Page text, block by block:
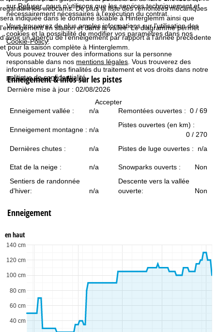
surRefuser, nous n'utilisons que les services techniquement et
nécessairement nécessaires à l'exécution du contrat.
Vous trouverez de plus amples informations sur l'utilisation des
cookies et la possibilité de modifier vos paramètres dans nos
Cookie-Policy.
Vous pouvez trouver des informations sur la personne
responsable dans nos mentions légales . Vous trouverez des
informations sur les finalités du traitement et vos droits dans notre
politique de confidentialité.
Accepter
'
a
c
c
regardant les webcams. De plus la liste des remontées mécaniques
sera indiquée dans le domaine skiable à Hinterglemm ainsi que
l'enneigement en station et dans la vallée. Le diagramme permet
d'avoir un aperçu de l'enneigement par rapport à l'année précédente
et pour la saison complète à Hinterglemm.
Enneigement & infos sur les pistes
Dernière mise à jour : 02/08/2026
Enneigement vallée : n/a Remontées ouvertes : 0 / 69
Enneigement montagne : n/a
Pistes ouvertes (en km) :
0 / 270
Dernières chutes :
n/a Pistes de luge ouvertes : n/a
Etat de la neige : n/a Snowparks ouverts :
Non
Sentiers de randonnée
d'hiver:
n/a
Descente vers la vallée
ouverte:
Non
Enneigement
en haut
40 cm
60 cm
80 cm
100 cm
120 cm
140 cm